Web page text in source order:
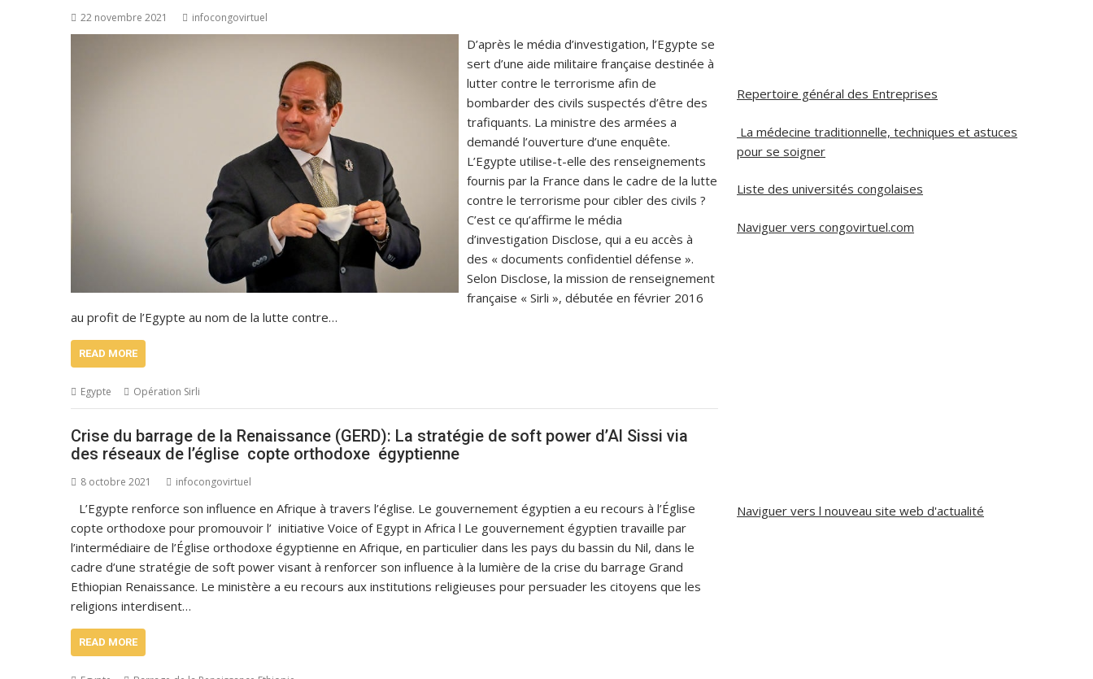
22 novembre 2021 infocongovirtuel
D’après le média d’investigation, l’Egypte se
sert d’une aide militaire française destinée à
lutter contre le terrorisme afin de
bombarder des civils suspectés d’être des
trafiquants. La ministre des armées a
demandé l’ouverture d’une enquête.
L’Egypte utilise-t-elle des renseignements
fournis par la France dans le cadre de la lutte
contre le terrorisme pour cibler des civils ?
C’est ce qu’affirme le média
d’investigation Disclose, qui a eu accès à
des « documents confidentiel défense ».
Selon Disclose, la mission de renseignement
française « Sirli », débutée en février 2016
au profit de l’Egypte au nom de la lutte contre…
READ MORE
Egypte Opération Sirli
Crise du barrage de la Renaissance (GERD): La stratégie de soft power d’Al Sissi via
des réseaux de l’église copte orthodoxe égyptienne
8 octobre 2021 infocongovirtuel
L’Egypte renforce son influence en Afrique à travers l’église. Le gouvernement égyptien a eu recours à l’Église
copte orthodoxe pour promouvoir l’ initiative Voice of Egypt in Africa l Le gouvernement égyptien travaille par
l’intermédiaire de l’Église orthodoxe égyptienne en Afrique, en particulier dans les pays du bassin du Nil, dans le
cadre d’une stratégie de soft power visant à renforcer son influence à la lumière de la crise du barrage Grand
Ethiopian Renaissance. Le ministère a eu recours aux institutions religieuses pour persuader les citoyens que les
religions interdisent…
READ MORE
Repertoire général des Entreprises
La médecine traditionnelle, techniques et astuces
pour se soigner
Liste des universités congolaises
Naviguer vers congovirtuel.com
Naviguer vers l nouveau site web d'actualité